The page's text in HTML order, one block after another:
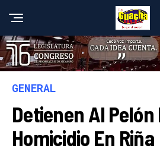
GENERAL
Detienen Al Pelón
Homicidio En Riña